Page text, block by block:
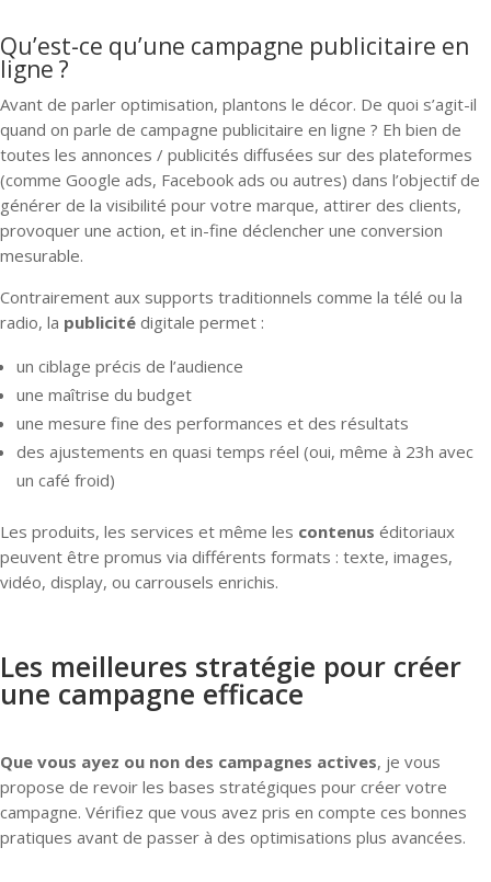
Qu’est-ce qu’une campagne publicitaire en
ligne ?
Avant de parler optimisation, plantons le décor. De quoi s’agit-il
quand on parle de campagne publicitaire en ligne ? Eh bien de
toutes les annonces / publicités diffusées sur des plateformes
(comme Google ads, Facebook ads ou autres) dans l’objectif de
générer de la visibilité pour votre marque, attirer des clients,
provoquer une action, et in-fine déclencher une conversion
mesurable.
Contrairement aux supports traditionnels comme la télé ou la
radio, la publicité digitale permet :
un ciblage précis de l’audience
une maîtrise du budget
une mesure fine des performances et des résultats
des ajustements en quasi temps réel (oui, même à 23h avec
un café froid)
Les produits, les services et même les contenus éditoriaux
peuvent être promus via différents formats : texte, images,
vidéo, display, ou carrousels enrichis.
Les meilleures stratégie pour créer
une campagne efficace
Que vous ayez ou non des campagnes actives, je vous
propose de revoir les bases stratégiques pour créer votre
campagne. Vérifiez que vous avez pris en compte ces bonnes
pratiques avant de passer à des optimisations plus avancées.